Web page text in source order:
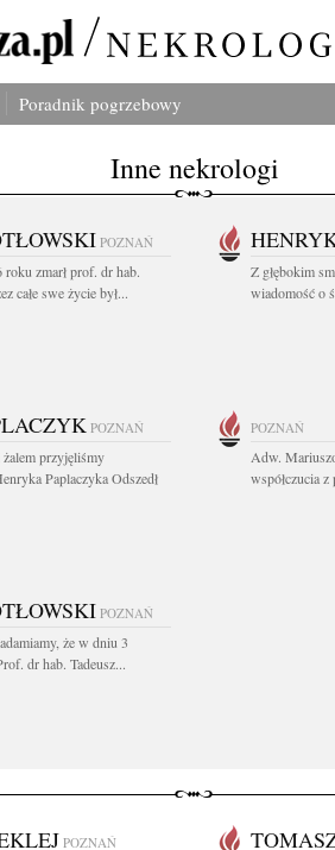
Poradnik pogrzebowy
Inne nekrologi
POZNAŃ
zmarł prof. dr hab.
całe swe życie był...
Z głębokim
wiadomość o
POZNAŃ
przyjęliśmy
Paplaczyka Odszedł
POZNAŃ
Adw.
współczucia
POZNAŃ
że w dniu 3
dr hab. Tadeusz...
POZNAŃ